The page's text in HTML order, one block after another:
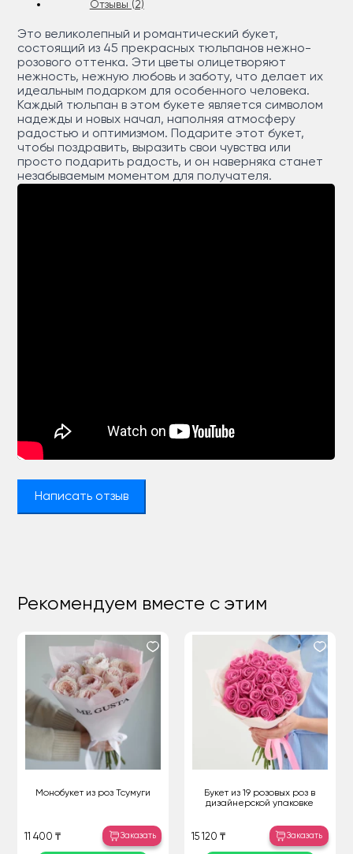
Отзывы (2)
Это великолепный и романтический букет,
состоящий из 45 прекрасных тюльпанов нежно-
розового оттенка. Эти цветы олицетворяют
нежность, нежную любовь и заботу, что делает их
идеальным подарком для особенного человека.
Каждый тюльпан в этом букете является символом
надежды и новых начал, наполняя атмосферу
радостью и оптимизмом. Подарите этот букет,
чтобы поздравить, выразить свои чувства или
просто подарить радость, и он наверняка станет
незабываемым моментом для получателя.
Написать отзыв
Рекомендуем вместе с этим
Монобукет из роз Тсумуги
11 400 ₸ Заказать
Букет из 19 розовых роз в
дизайнерской упаковке
15 120 ₸ Заказать